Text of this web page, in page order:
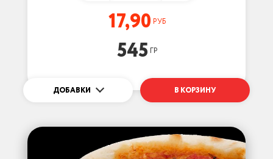
17,90 РУБ
545 ГР
ДОБАВКИ В КОРЗИНУ